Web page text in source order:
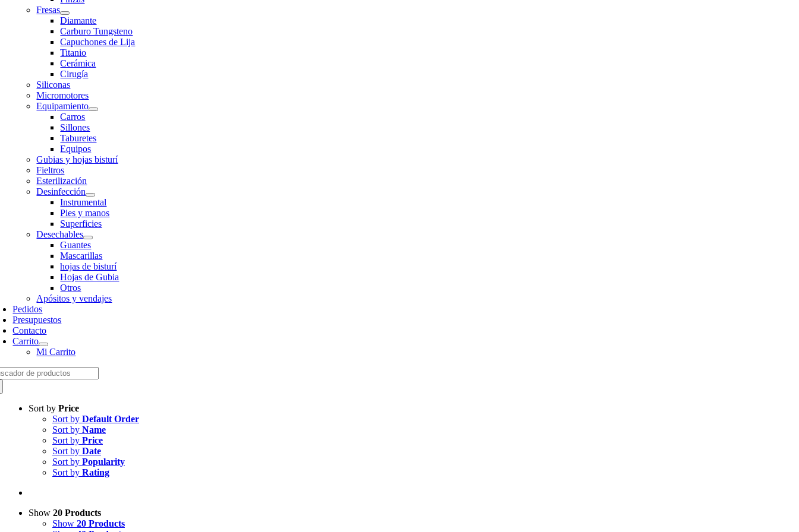
Fresas
Diamante
Carburo Tungsteno
Capuchones de Lija
Titanio
Cerámica
Cirugía
Siliconas
Micromotores
Equipamiento
Carros
Sillones
Taburetes
Equipos
Gubias y hojas bisturí
Fieltros
Esterilización
Desinfección
Instrumental
Pies y manos
Superficies
Desechables
Guantes
Mascarillas
hojas de bisturí
Hojas de Gubia
Otros
Apósitos y vendajes
Pedidos
Presupuestos
Contacto
Carrito
Mi Carrito
Sort by Price
Sort by Default Order
Sort by Name
Sort by Price
Sort by Date
Sort by Popularity
Sort by Rating
Show 20 Products
Show 20 Products